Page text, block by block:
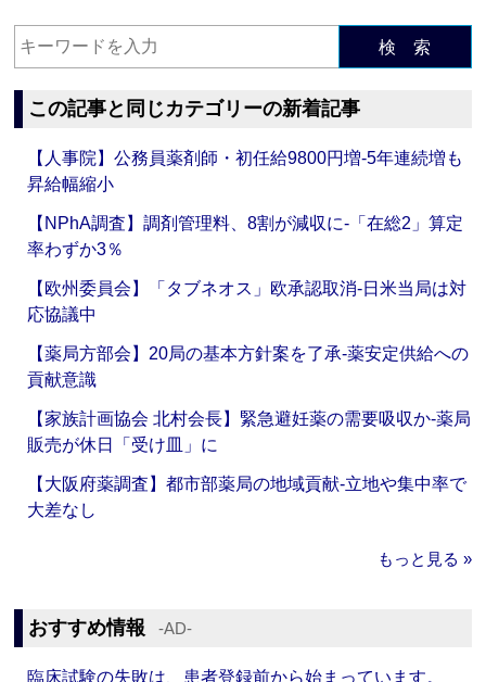
検 索
この記事と同じカテゴリーの新着記事
【人事院】公務員薬剤師・初任給9800円増‐5年連続増も
昇給幅縮小
【NPhA調査】調剤管理料、8割が減収に‐「在総2」算定
率わずか3％
【欧州委員会】「タブネオス」欧承認取消‐日米当局は対
応協議中
【薬局方部会】20局の基本方針案を了承‐薬安定供給への
貢献意識
【家族計画協会 北村会長】緊急避妊薬の需要吸収か‐薬局
販売が休日「受け皿」に
【大阪府薬調査】都市部薬局の地域貢献‐立地や集中率で
大差なし
もっと見る »
おすすめ情報 ‐AD‐
臨床試験の失敗は、患者登録前から始まっています。